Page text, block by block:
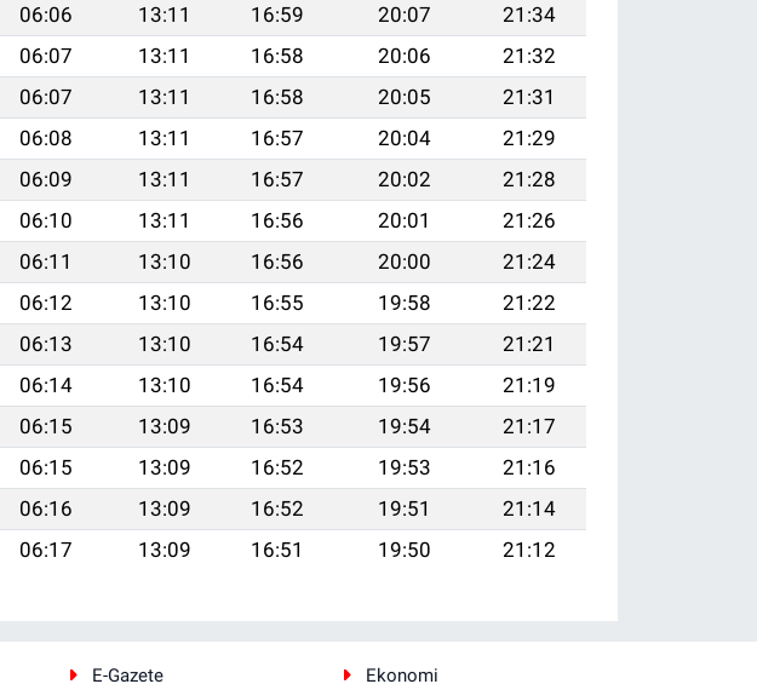
06:06 13:11 16:59 20:07
21:34
06:07 13:11 16:58 20:06
21:32
06:07 13:11 16:58 20:05
21:31
06:08 13:11 16:57 20:04
21:29
06:09 13:11 16:57 20:02
21:28
06:10 13:11 16:56 20:01
21:26
06:11 13:10 16:56 20:00
21:24
06:12 13:10 16:55 19:58
21:22
06:13 13:10 16:54 19:57
21:21
06:14 13:10 16:54 19:56
21:19
06:15 13:09 16:53 19:54
21:17
06:15 13:09 16:52 19:53
21:16
06:16 13:09 16:52 19:51
21:14
06:17 13:09 16:51 19:50 21:12
E-Gazete
Ekonomi